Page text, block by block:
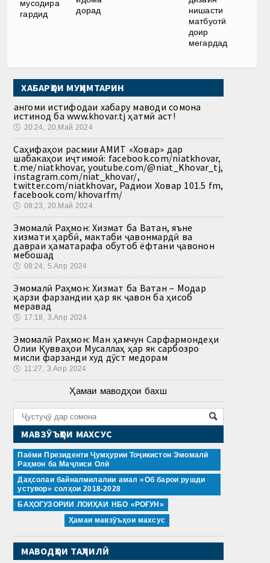
мусодира
гардид
дорад
нишасти
матбуотӣ
доир
мегардад
ХАБАРҲОИ МУҲИМТАРИН
Ҳангоми истифодаи хабару маводи сомона
истинод ба www.khovar.tj ҳатмӣ аст!
🕔 20:24, 20.Май 2024
Саҳифаҳои расмии АМИТ «Ховар» дар
шабакаҳои иҷтимоӣ: facebook.com/niatkhovar,
t.me/niatkhovar, youtube.com/@niat_Khovar_tj,
instagram.com/niat_khovar/,
twitter.com/niatkhovar, Радиои Ховар 101.5 fm,
facebook.com/khovarfm/
🕔 08:23, 20.Май 2024
Эмомалӣ Раҳмон: Хизмат ба Ватан, яъне
хизмати ҳарбӣ, мактаби ҷавонмардӣ ва
давраи ҳаматарафа обутоб ёфтани ҷавонон
мебошад
🕔 08:24, 5.Апр 2024
Эмомалӣ Раҳмон: Хизмат ба Ватан – Модар
қарзи фарзандии ҳар як ҷавон ба ҳисоб
меравад
🕔 17:18, 3.Апр 2024
Эмомалӣ Раҳмон: Ман ҳамчун Сарфармондеҳи
Олии Қувваҳои Мусаллаҳ ҳар як сарбозро
мисли фарзанди худ дӯст медорам
🕔 11:27, 3.Апр 2024
Ҳамаи маводҳои бахш
МАВЗӮЪҲОИ МАХСУС
Паёми Президенти Ҷумҳурии Тоҷикистон Эмомалӣ
Раҳмон ба Маҷлиси Олӣ
Даҳсолаи байналмилалии амал «Об барои рушди
устувор» солҳои 2018-2028
БАҲОГУЗОРИИ ЛОИҲАИ НБО «РОҒУН»
Ҳамаи мавзӯъҳои махсус
МАВОДҲОИ ТАҲЛИЛӢ